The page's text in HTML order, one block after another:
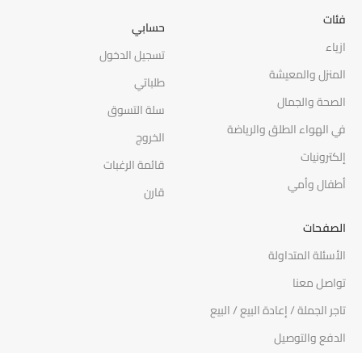
فئات
ازياء
المنزل والمعيشة
الصحة والجمال
في الهواء الطلق والرياضة
إلكترونيات
أطفال وأمي
حسابي
تسجيل الدخول
طلباتي
سلة التسوق
الخروج
قائمة الرغبات
قارن
الصفحات
الأسئلة المتداولة
تواصل معنا
تاجر الجملة / إعادة البيع / البيع
الدفع والتوصيل